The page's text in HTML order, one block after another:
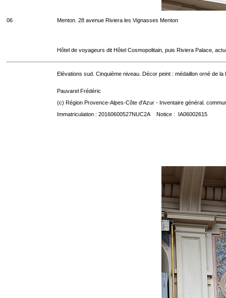
06 Menton. 28 avenue Riviera les Vignasses Menton
Hôtel de voyageurs dit Hôtel Cosmopolitain, puis Riviera Palace,
Elévations sud. Cinquième niveau. Décor peint : médaillon orné de la
Pauvarel Frédéric
(c) Région Provence-Alpes-Côte d'Azur - Inventaire général.
Immatriculation : 20160600527NUC2A Notice : IA06002615